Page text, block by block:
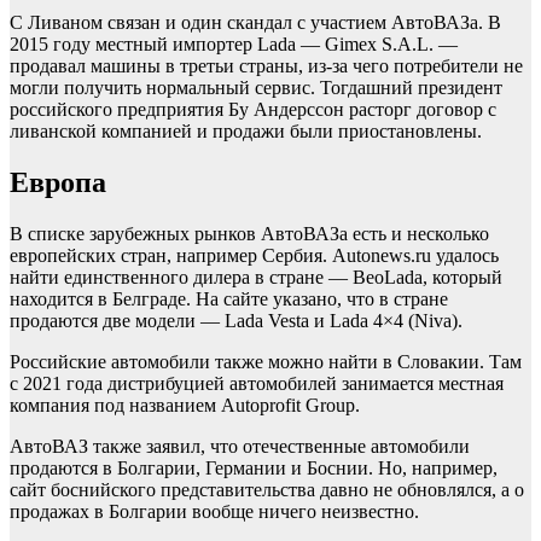
С Ливаном связан и один скандал с участием АвтоВАЗа. В
2015 году местный импортер Lada — Gimex S.A.L. —
продавал машины в третьи страны, из-за чего потребители не
могли получить нормальный сервис. Тогдашний президент
российского предприятия Бу Андерссон расторг договор с
ливанской компанией и продажи были приостановлены.
Европа
В списке зарубежных рынков АвтоВАЗа есть и несколько
европейских стран, например Сербия. Autonews.ru удалось
найти единственного дилера в стране — BeoLada, который
находится в Белграде. На сайте указано, что в стране
продаются две модели — Lada Vesta и Lada 4×4 (Niva).
Российские автомобили также можно найти в Словакии. Там
с 2021 года дистрибуцией автомобилей занимается местная
компания под названием Autoprofit Group.
АвтоВАЗ также заявил, что отечественные автомобили
продаются в Болгарии, Германии и Боснии. Но, например,
сайт боснийского представительства давно не обновлялся, а о
продажах в Болгарии вообще ничего неизвестно.